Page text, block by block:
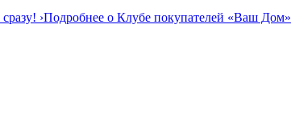
сразу! ›Подробнее о Клубе покупателей «Ваш Дом»